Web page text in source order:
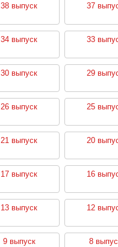
38 выпуск 37
34 выпуск 33
30 выпуск 29
26 выпуск 25
21 выпуск 20
17 выпуск 16
13 выпуск 12
9 выпуск 8